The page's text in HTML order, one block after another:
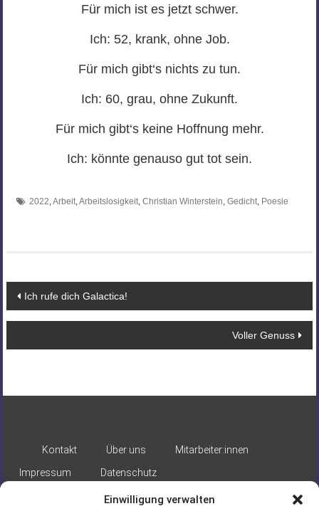
Einwilligung verwalten
Für mich ist es jetzt schwer.
Ich: 52, krank, ohne Job.
Für mich gibt‘s nichts zu tun.
Ich: 60, grau, ohne Zukunft.
Für mich gibt‘s keine Hoffnung mehr.
Ich: könnte genauso gut tot sein.
2022,Arbeit,Arbeitslosigkeit, Christian Winterstein, Gedicht, Poesie
Beitragsnavigation
Ich rufe dich Galactica!
Voller Genuss
Kontakt Über uns
Mitarbeiter:innen
Impressum
Datenschutz